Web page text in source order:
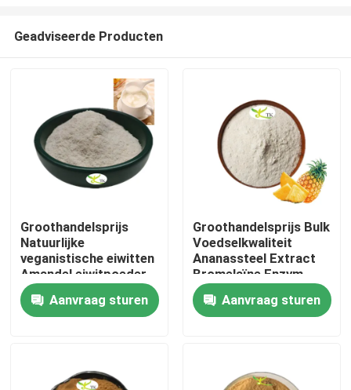
Thuis
Geadviseerde Producten
Groothandelsprijs
Natuurlijke
veganistische eiwitten
Amandel eiwitpoeder
40% 50% 60%
Aanvraag sturen
Groothandelsprijs Bulk
Voedselkwaliteit
Ananassteel Extract
Bromelaïne Enzym
Poeder 1200/2400
GDU Aanvraag sturen